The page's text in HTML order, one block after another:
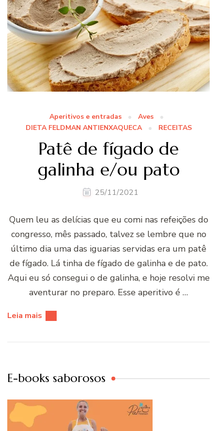
Aperitivos e entradas
Aves
DIETA FELDMAN ANTIENXAQUECA
RECEITAS
Patê de fígado de
galinha e/ou pato
25/11/2021
Quem leu as delí­cias que eu comi nas refeições do
congresso, mês passado, talvez se lembre que no
último dia uma das iguarias servidas era um patê
de fí­gado. Lá tinha de fí­gado de galinha e de pato.
Aqui eu só consegui o de galinha, e hoje resolvi me
aventurar no preparo. Esse aperitivo é …
Leia mais
E-books saborosos